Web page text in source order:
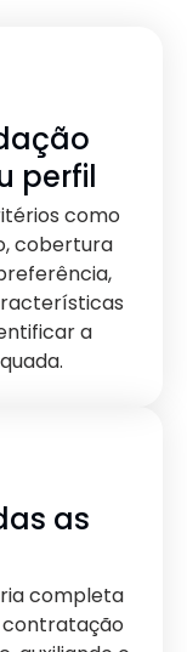
perfil
como
cobertura
a
as
completa